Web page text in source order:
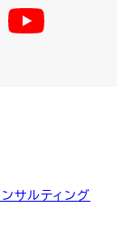
【Twitter】
サルティング